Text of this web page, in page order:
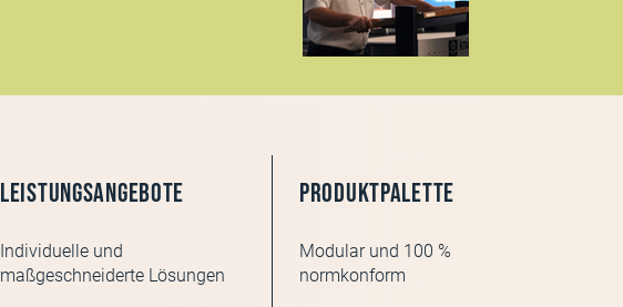
Leistungsangebote
Individuelle und
maßgeschneiderte Lösungen
Produktpalette
Modular und 100 %
normkonform